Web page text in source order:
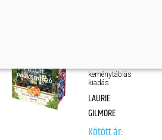
keménytáblás
kiadás
LAURIE
GILMORE
Kötött ár: